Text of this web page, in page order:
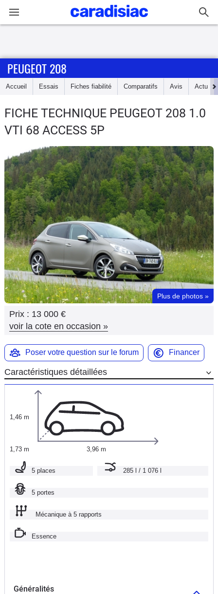
Accueil
Essais
d'achat
Electriques
Utilitaires
Flottes
Auto
Services
Forum
Moto
Marques
PEUGEOT 208
Accueil Essais Fiches fiabilité Comparatifs Avis Actu
FICHE TECHNIQUE PEUGEOT 208 1.0
VTI 68 ACCESS 5P
Plus de photos »
Prix : 13 000 €
voir la cote en occasion »
Poser votre question sur le forum Financer
Caractéristiques détaillées
1,46 m
1,73 m 3,96 m
5 places 285 l / 1 076 l
5 portes
Mécanique à 5 rapports
Essence
Généralités